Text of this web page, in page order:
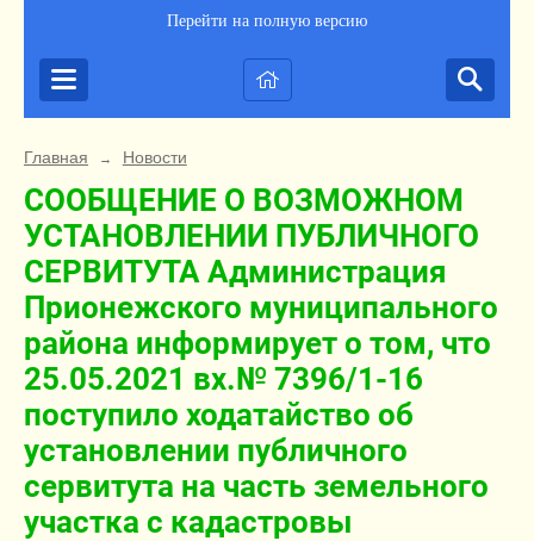
Перейти на полную версию
Главная → Новости
СООБЩЕНИЕ О ВОЗМОЖНОМ
УСТАНОВЛЕНИИ ПУБЛИЧНОГО
СЕРВИТУТА Администрация
Прионежского муниципального
района информирует о том, что
25.05.2021 вх.№ 7396/1-16
поступило ходатайство об
установлении публичного
сервитута на часть земельного
участка с кадастровы